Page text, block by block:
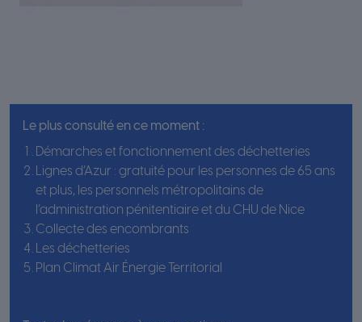
Le plus consulté en ce moment :
Démarches et fonctionnement des déchetteries
Lignes d’Azur : gratuité pour les personnes de 65 ans
et plus, les personnels métropolitains de
l’administration pénitentiaire et du CHU de Nice
Collecte des encombrants
Les déchetteries
Plan Climat Air Énergie Territorial